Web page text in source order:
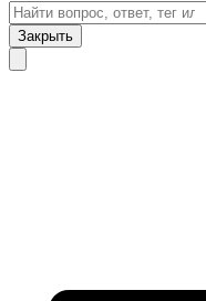
Закрыть